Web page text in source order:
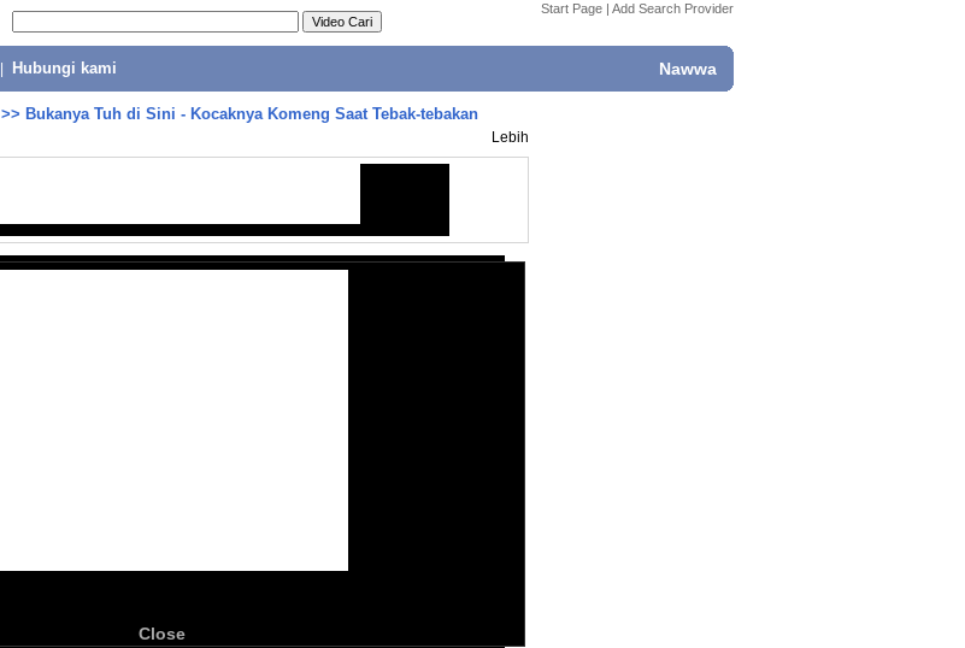
Start Page | Add Search Provider
Hubungi kami Nawwa
>> Bukanya Tuh di Sini - Kocaknya Komeng Saat Tebak-tebakan
Lebih
Close